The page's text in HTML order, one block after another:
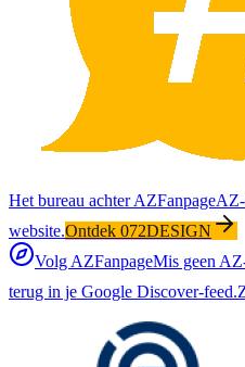
Het bureau achter AZFanpage
website.Ontdek 072DESIGN
Volg AZFanpageMis geen
terug in je Google Discover-feed.